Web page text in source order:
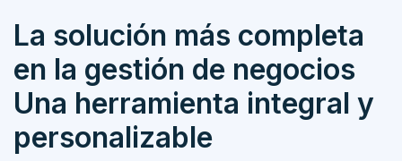
La solución más completa
en la gestión de negocios
Una herramienta integral y
personalizable